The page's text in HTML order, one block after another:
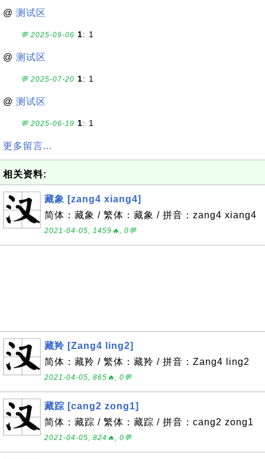
@ 测试区
💬 2025-09-06 1: 1
@ 测试区
💬 2025-07-20 1: 1
@ 测试区
💬 2025-06-19 1: 1
更多留言...
相关资料:
藏象 [zang4 xiang4]
简体：藏象 / 繁体：藏象 / 拼音：zang4 xiang4
2021-04-05, 1459🔥, 0💬
藏羚 [Zang4 ling2]
简体：藏羚 / 繁体：藏羚 / 拼音：Zang4 ling2
2021-04-05, 865🔥, 0💬
藏踪 [cang2 zong1]
简体：藏踪 / 繁体：藏踪 / 拼音：cang2 zong1
2021-04-05, 824🔥, 0💬